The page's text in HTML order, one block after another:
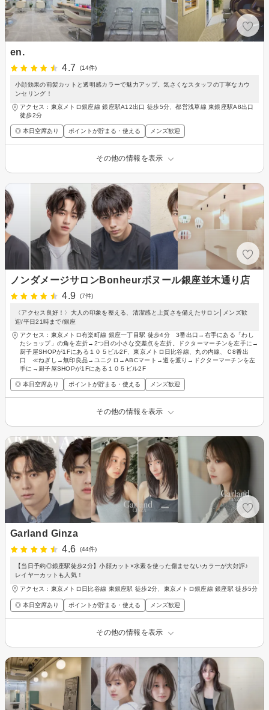
en.
4.7
(14件)
小顔効果の前髪カットと透明感カラーで魅力アップ。気さくなスタッフの丁寧なカウ
ンセリング！
アクセス：東京メトロ銀座線 銀座駅A12出口 徒歩5分、都営浅草線 東銀座駅A8出口
徒歩2分
◎ 本日空席あり ポイントが貯まる・使える メンズ歓迎
その他の情報を表示
ノンダメージサロンBonheurボヌール銀座並木通り店
4.9
(7件)
〈アクセス良好！〉大人の印象を整える、清潔感と上質さを備えたサロン│メンズ歓
迎/平日21時まで/銀座
アクセス：東京メトロ有楽町線 銀座一丁目駅 徒歩4分 3番出口→右手にある「わし
たショップ」の角を左折→2つ目の小さな交差点を左折。ドクターマーチンを左手に→
厨子屋SHOPが1Fにある１０５ビル2F、東京メトロ日比谷線、丸の内線、Ｃ8番出
口 ≪ねぎし→無印良品→ユニクロ→ABCマート→道を渡り→ドクターマーチンを左
手に→厨子屋SHOPが1Fにある１０５ビル2F
◎ 本日空席あり ポイントが貯まる・使える メンズ歓迎
その他の情報を表示
Garland Ginza
4.6
(44件)
【当日予約◎銀座駅徒歩2分】小顔カット×水素を使った傷ませないカラーが大好評♪
レイヤーカットも人気！
アクセス：東京メトロ日比谷線 東銀座駅 徒歩2分、東京メトロ銀座線 銀座駅 徒歩5分
◎ 本日空席あり ポイントが貯まる・使える メンズ歓迎
その他の情報を表示